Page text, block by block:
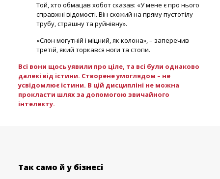
Той, хто обмацав хобот сказав: «У мене є про нього
справжні відомості. Він схожий на пряму пустотілу
трубу, страшну та руйнівну».
«Слон могутній і міцний, як колона», – заперечив
третій, який торкався ноги та стопи.
Всі вони щось уявили про ціле, та всі були однаково
далекі від істини. Створене умоглядом – не
усвідомлює істини. В цій дисципліні не можна
прокласти шлях за допомогою звичайного
інтелекту.
Так само й у бізнесі